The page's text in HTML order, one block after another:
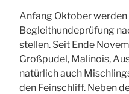
Anfang Oktober werden
Begleithundeprüfung
stellen. Seit Ende
Großpudel, Malinois,
natürlich auch
den Feinschliff. Neben